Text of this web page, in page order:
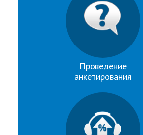
Проведение
анкетирования